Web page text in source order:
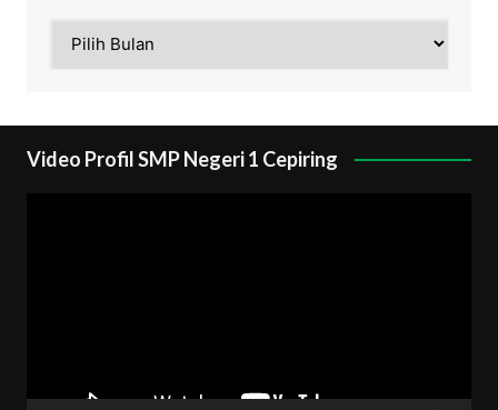
Video Profil SMP Negeri 1 Cepiring